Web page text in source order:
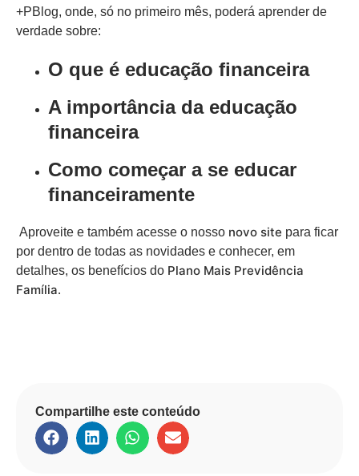
+PB log, onde, só no primeiro mês, poderá aprender de
verdade sobre:
O que é educação financeira
A importância da educação
financeira
Como começar a se educar
financeiramente
Aproveite e também acesse o nosso novo site para ficar
por dentro de todas as novidades e conhecer, em
detalhes, os benefícios do Plano Mais Previdência
Família.
Compartilhe este conteúdo